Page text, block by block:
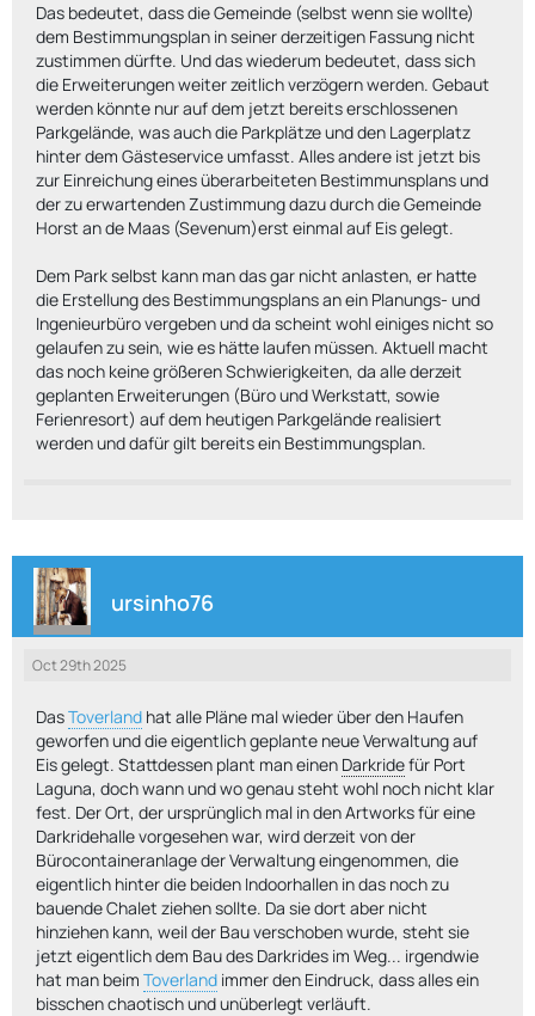
Das bedeutet, dass die Gemeinde (selbst wenn sie wollte)
dem Bestimmungsplan in seiner derzeitigen Fassung nicht
zustimmen dürfte. Und das wiederum bedeutet, dass sich
die Erweiterungen weiter zeitlich verzögern werden. Gebaut
werden könnte nur auf dem jetzt bereits erschlossenen
Parkgelände, was auch die Parkplätze und den Lagerplatz
hinter dem Gästeservice umfasst. Alles andere ist jetzt bis
zur Einreichung eines überarbeiteten Bestimmunsplans und
der zu erwartenden Zustimmung dazu durch die Gemeinde
Horst an de Maas (Sevenum)erst einmal auf Eis gelegt.
Dem Park selbst kann man das gar nicht anlasten, er hatte
die Erstellung des Bestimmungsplans an ein Planungs- und
Ingenieurbüro vergeben und da scheint wohl einiges nicht so
gelaufen zu sein, wie es hätte laufen müssen. Aktuell macht
das noch keine größeren Schwierigkeiten, da alle derzeit
geplanten Erweiterungen (Büro und Werkstatt, sowie
Ferienresort) auf dem heutigen Parkgelände realisiert
werden und dafür gilt bereits ein Bestimmungsplan.
ursinho76
Oct 29th 2025
DasToverland hat alle Pläne mal wieder über den Haufen
geworfen und die eigentlich geplante neue Verwaltung auf
Eis gelegt. Stattdessen plant man einen Darkridefür Port
Laguna, doch wann und wo genau steht wohl noch nicht klar
fest. Der Ort, der ursprünglich mal in den Artworks für eine
Darkridehalle vorgesehen war, wird derzeit von der
Bürocontaineranlage der Verwaltung eingenommen, die
eigentlich hinter die beiden Indoorhallen in das noch zu
bauende Chalet ziehen sollte. Da sie dort aber nicht
hinziehen kann, weil der Bau verschoben wurde, steht sie
jetzt eigentlich dem Bau des Darkrides im Weg... irgendwie
hat man beim Toverland immer den Eindruck, dass alles ein
bisschen chaotisch und unüberlegt verläuft.